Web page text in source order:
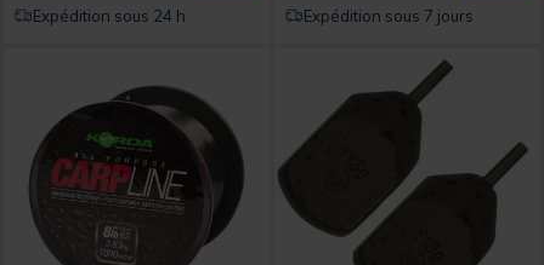
Expédition sous 24 h Expédition sous 7 jours